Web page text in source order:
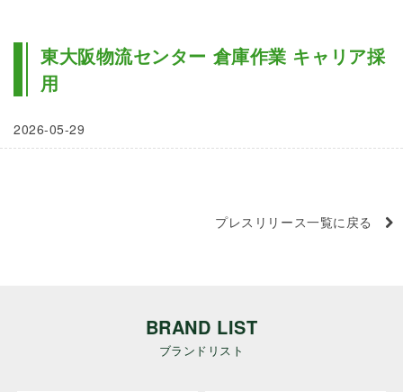
東大阪物流センター 倉庫作業 キャリア採
用
2026-05-29
プレスリリース一覧に戻る
BRAND LIST
ブランドリスト